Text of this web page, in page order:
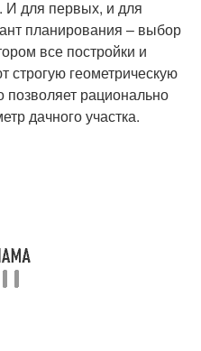
И для первых, и для
планирования – выбор
все постройки и
строгую геометрическую
рационально
дачного участка.